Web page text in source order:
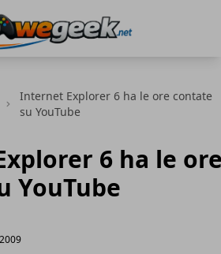
Internet Explorer 6 ha le ore contate
su YouTube
6 ha le
YouTube